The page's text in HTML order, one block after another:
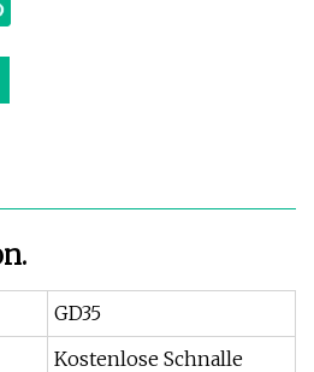
GD35
Kostenlose Schnalle